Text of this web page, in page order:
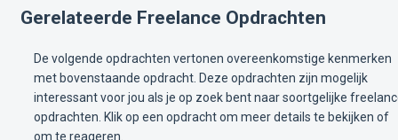
Gerelateerde Freelance Opdrachten
De volgende opdrachten vertonen overeenkomstige kenmerken
met bovenstaande opdracht. Deze opdrachten zijn mogelijk
interessant voor jou als je op zoek bent naar soortgelijke
opdrachten. Klik op een opdracht om meer details te bekijken of
om te reageren.